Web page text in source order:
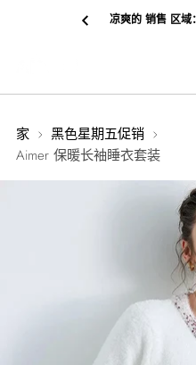
凉爽的 销售 区
家
黑色星期五促销
Aimer 保暖长袖睡衣套装